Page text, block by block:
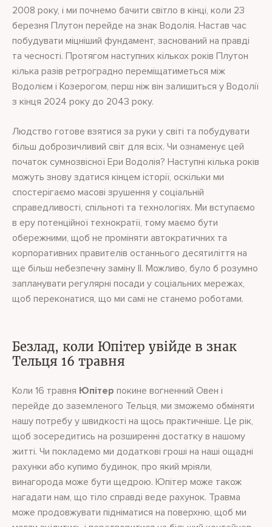
2008 року, і ми почнемо бачити світло в кінці, коли 23
березня Плутон перейде на знак Водолія. Настав час
побудувати міцніший фундамент, заснований на правді
та чесності. Протягом наступних кількох років Плутон
кілька разів ретроградно переміщатиметься між
Водолієм і Козерогом, перш ніж він залишиться у Водолії
з кінця 2024 року до 2043 року.
Людство готове взятися за руки у світі та побудувати
більш доброзичливий світ для всіх. Чи ознаменує цей
початок сумнозвісної Ери Водолія? Наступні кілька років
можуть знову здатися кінцем історії, оскільки ми
спостерігаємо масові зрушення у соціальній
справедливості, спільноті та технологіях. Ми вступаємо
в еру потенційної технократії, тому маємо бути
обережними, щоб не проміняти автократичних та
корпоративних правителів останнього десятиліття на
ще більш небезпечну заміну ІІ. Можливо, було б розумно
запланувати регулярні посади у соціальних мережах,
щоб переконатися, що ми самі не станемо роботами.
Безлад, коли Юпітер увійде в знак
Тельця 16 травня
Коли 16 травня Юпітер покине вогненний Овен і
перейде до заземленого Тельця, ми зможемо обміняти
нашу потребу у швидкості на щось практичніше. Це рік,
щоб зосередитись на розширенні достатку в нашому
житті. Чи покладемо ми додаткові гроші на наші ощадні
рахунки або купимо будинок, про який мріяли,
винагорода може бути щедрою. Юпітер може також
нагадати нам, що тіло справді веде рахунок. Травма
може продовжувати підніматися на поверхню, щоб ми